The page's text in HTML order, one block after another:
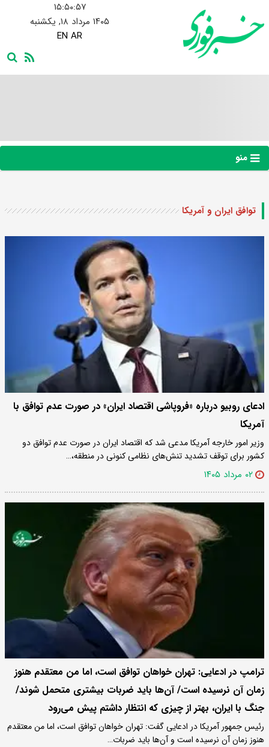
۱۵:۵۰:۵۸
۱۴۰۵ مرداد ۱۸, یکشنبه
EN AR
منو
توافق ایران و آمریکا
ادعای روبیو درباره «فروپاشی اقتصاد ایران» در صورت عدم توافق با
آمریکا
وزیر امور خارجه آمریکا مدعی شد که اقتصاد ایران در صورت عدم توافق دو
کشور برای توقف تشدید تنش‌های نظامی کنونی در منطقه،…
۰۲ مرداد ۱۴۰۵
ترامپ در ادعایی: تهران خواهان توافق است، اما من معتقدم هنوز
زمان آن نرسیده است/ آن‌ها باید ضربات بیشتری متحمل شوند/
جنگ با ایران، بهتر از چیزی که انتظار داشتم پیش می‌رود
رئیس جمهور آمریکا در ادعایی گفت: تهران خواهان توافق است، اما من معتقدم
هنوز زمان آن نرسیده است و آن‌ها باید ضربات…